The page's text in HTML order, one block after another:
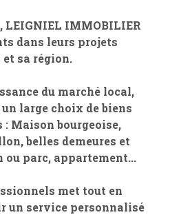
LEIGNIEL IMMOBILIER
dans leurs projets
sa région.
du marché local,
large choix de biens
: Maison bourgeoise,
belles demeures et
parc, appartement...
met tout en
un service personnalisé